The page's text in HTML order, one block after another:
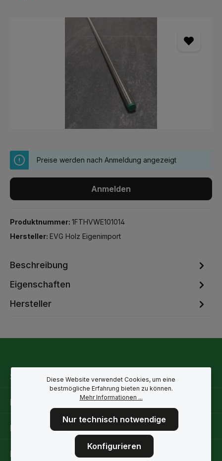
Bildergalerie überspringen
Preise werden nach Anmeldung angezeigt
Anmelden
Produktnummer: 1FTHVWE101014
Hersteller: EVG Holz Eigenimport
Beschreibung
Eigenschaften
Hersteller
Service-Hotline
Rechtliche Hinweise
Informationen
Folge uns
Diese Website verwendet Cookies, um eine
bestmögliche Erfahrung bieten zu können.
Mehr Informationen ...
Nur technisch notwendige
Konfigurieren